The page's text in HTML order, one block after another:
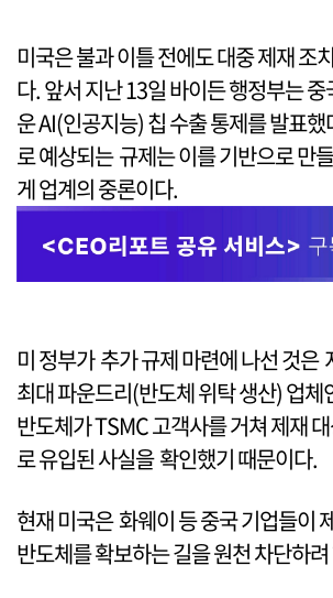
미국은 불과 이틀 전에도 대중 제재 조
다. 앞서 지난 13일 바이든 행정부는
운 AI(인공지능) 칩 수출 통제를 발표
로 예상되는 규제는 이를 기반으로 만
게 업계의 중론이다.
미 정부가 추가 규제 마련에 나선 것은
최대 파운드리(반도체 위탁 생산) 업체
반도체가 TSMC 고객사를 거쳐 제재
로 유입된 사실을 확인했기 때문이다.
현재 미국은 화웨이 등 중국 기업들이
반도체를 확보하는 길을 원천 차단하